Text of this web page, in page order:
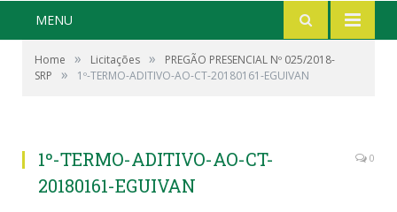
MENU
Home » Licitações »
PREGÃO PRESENCIAL Nº 025/2018-
SRP
» 1º-TERMO-ADITIVO-AO-CT-20180161-EGUIVAN
1º-TERMO-ADITIVO-AO-CT-
20180161-EGUIVAN
0